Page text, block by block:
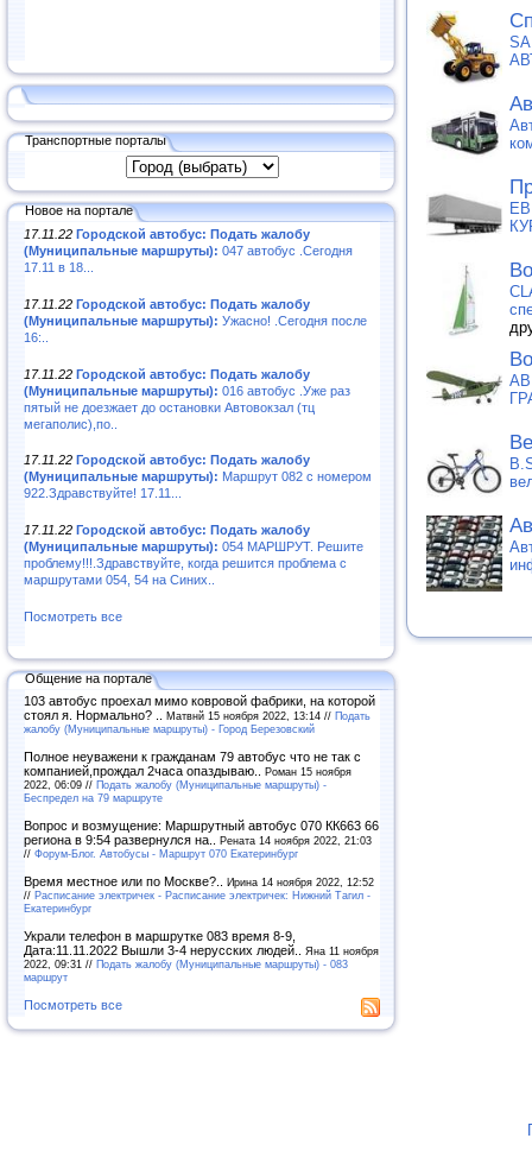
Транспортные порталы
Новое на портале
17.11.22 Городской автобус: Подать жалобу
(Муниципальные маршруты): 047 автобус .Сегодня
17.11 в 18...
17.11.22 Городской автобус: Подать жалобу
(Муниципальные маршруты): Ужасно! .Сегодня после
16:..
17.11.22 Городской автобус: Подать жалобу
(Муниципальные маршруты): 016 автобус .Уже раз
пятый не доезжает до остановки Автовокзал (тц
мегаполис),по..
17.11.22 Городской автобус: Подать жалобу
(Муниципальные маршруты): Маршрут 082 с номером
922.Здравствуйте! 17.11...
17.11.22 Городской автобус: Подать жалобу
(Муниципальные маршруты): 054 МАРШРУТ. Решите
проблему!!!.Здравствуйте, когда решится проблема с
маршрутами 054, 54 на Синих..
Посмотреть все
Общение на портале
103 автобус проехал мимо ковровой фабрики, на которой
стоял я. Нормально? .. Матвнй 15 ноября 2022, 13:14 // Подать
жалобу (Муниципальные маршруты) - Город Березовский
Полное неуважени к гражданам 79 автобус что не так с
компанией,прождал 2часа опаздываю.. Роман 15 ноября
2022, 06:09 // Подать жалобу (Муниципальные маршруты) -
Беспредел на 79 маршруте
Вопрос и возмущение: Маршрутный автобус 070 КК663 66
региона в 9:54 развернулся на.. Рената 14 ноября 2022, 21:03
// Форум-Блог. Автобусы - Маршрут 070 Екатеринбург
Время местное или по Москве?.. Ирина 14 ноября 2022, 12:52
// Расписание электричек - Расписание электричек: Нижний Тагил -
Екатеринбург
Украли телефон в маршрутке 083 время 8-9,
Дата:11.11.2022 Вышли 3-4 нерусских людей.. Яна 11 ноября
2022, 09:31 // Подать жалобу (Муниципальные маршруты) - 083
маршрут
Посмотреть все